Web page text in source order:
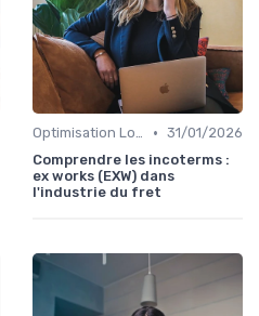
Optimisation Logistique • 31/01/2026
Comprendre les incoterms :
ex works (EXW) dans
l'industrie du fret